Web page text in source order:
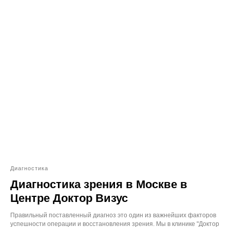
Диагностика
Диагностика зрения в Москве в
Центре Доктор Визус
Правильный поставленный диагноз это один из важнейших факторов
успешности операции и восстановления зрения. Мы в клинике "Доктор